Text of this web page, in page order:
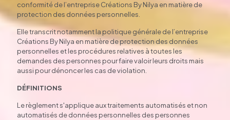
conformité de l’entreprise Créations By Nilya en matière de
protection des données personnelles.
Elle transcrit notamment la politique générale de l’entreprise
Créations By Nilya en matière de protection des données
personnelles et les procédures relatives à toutes les
demandes des personnes pour faire valoir leurs droits mais
aussi pour dénoncer les cas de violation.
DÉFINITIONS
Le règlement s'applique aux traitements automatisés et non
automatisés de données personnelles des personnes